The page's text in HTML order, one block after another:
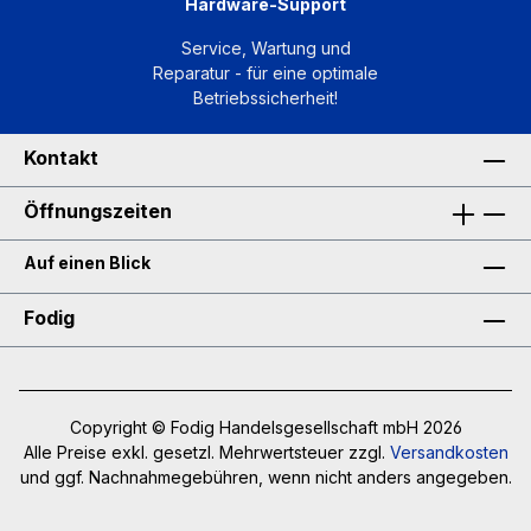
können mit einer einzigen Tintenrezeptur
auf verschiedenen Substraten drucken,
was Ihre Anpassungsfähigkeit an sich
ändernde Marktanforderungen erhöht. Die
Antwort auf die Bedürfnisse von
und produktive UV-Drucke realisieren
wollen. Mit dieser fortschrittlichen Lösung
können Sie Ihre Druckprojekte auf das
nächste Level heben und neue
Geschäftsmöglichkeiten erschließen.
Hardware-Support
Service, Wartung und
Reparatur - für eine optimale
Betriebssicherheit!
Kontakt
Öffnungszeiten
Auf einen Blick
Fodig
Copyright © Fodig Handelsgesellschaft mbH 2026
Alle Preise exkl. gesetzl. Mehrwertsteuer zzgl. Versandkosten
und ggf. Nachnahmegebühren, wenn nicht anders angegeben.